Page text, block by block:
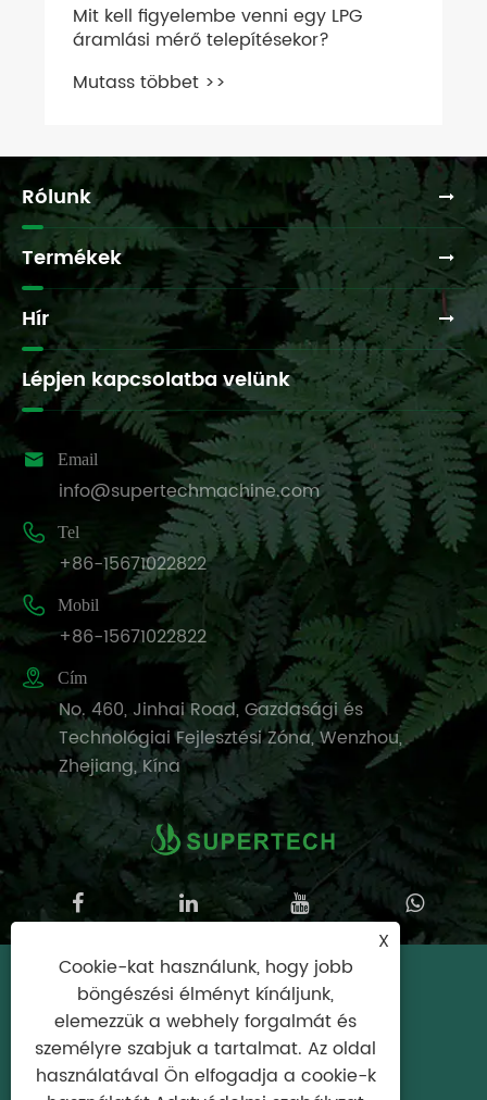
Mit kell figyelembe venni egy LPG
áramlási mérő telepítésekor?
Mutass többet >>
Rólunk
Termékek
Hír
Lépjen kapcsolatba velünk
 Email
info@supertechmachine.com
 Tel
+86-15671022822
 Mobil
+86-15671022822
 Cím
No. 460, Jinhai Road, Gazdasági és
Technológiai Fejlesztési Zóna, Wenzhou,
Zhejiang, Kína
Copyright © 2025 Wenzhou Supertech
Machine Co., Ltd. Minden jog fenntartva.
Links|Sitemap|RSS|XML|Adatvédelmi
szabályzat
X
Cookie-kat használunk, hogy jobb
böngészési élményt kínáljunk,
elemezzük a webhely forgalmát és
személyre szabjuk a tartalmat. Az oldal
használatával Ön elfogadja a cookie-k